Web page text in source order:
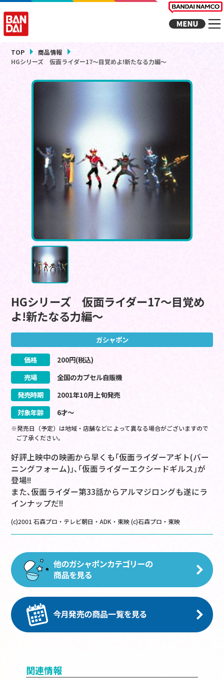
TOP
商品情報
HGシリーズ 仮面ライダー17～目覚めよ!新たなる力編～
HGシリーズ 仮面ライダー17～目覚め
よ!新たなる力編～
ガシャポン
価格 200円(税込)
売場
全国のカプセル自販機
発売時期
2001年10月上旬発売
対象年齢
6才～
※発売日（予定）は地域・店舗などによって異なる場合がございますので
ご了承ください。
好評上映中の映画から早くも｢仮面ライダーアギト(バー
ニングフォーム)｣､｢仮面ライダーエクシードギルス｣が
登場!!
また､仮面ライダー第33話からアルマジロングも遂にラ
インナップだ!!
(c)2001 石森プロ・テレビ朝日・ADK・東映 (c)石森プロ・東映
関連情報